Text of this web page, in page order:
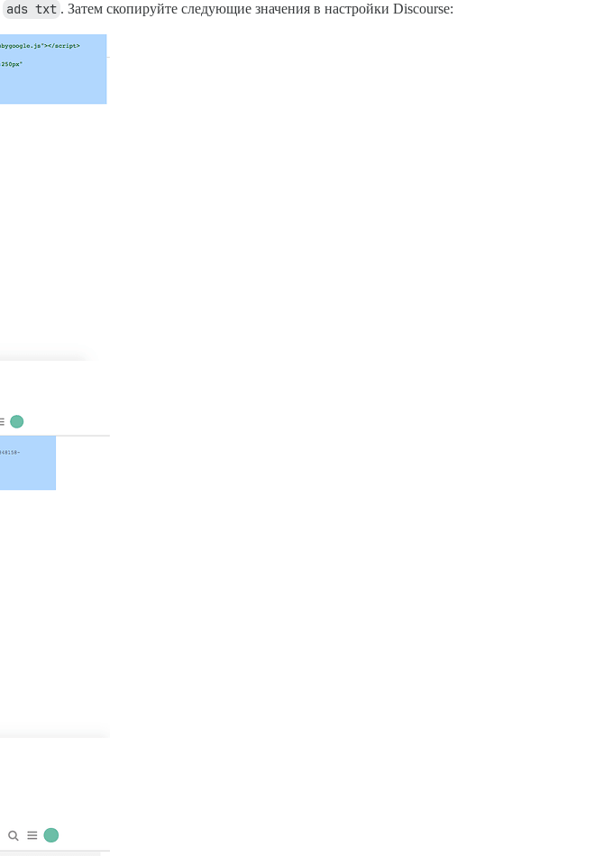
ads txt . Затем скопируйте следующие значения в настройки Discourse: